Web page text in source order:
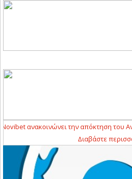
ανακοινώνει την απόκτηση του
Διαβάστε